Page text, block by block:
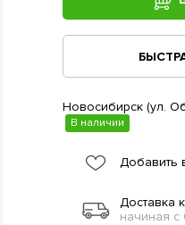
Новосибирск (ул.
В наличии
Добавить
Доставка
начиная с